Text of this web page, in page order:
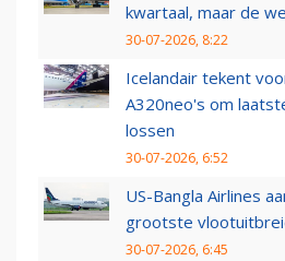
kwartaal, maar de
30-07-2026, 8:22
Icelandair tekent
A320neo's om
lossen
30-07-2026, 6:52
US-Bangla Airlines
grootste
30-07-2026, 6:45